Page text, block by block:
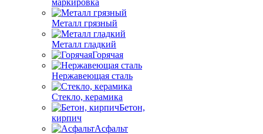
маркировка
Металл грязный
Металл гладкий
Горячая
Нержавеющая сталь
Стекло, керамика
Бетон,
кирпич
Асфальт